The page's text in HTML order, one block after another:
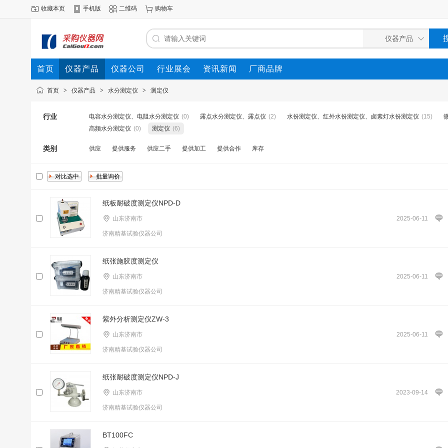
收藏本页 手机版 二维码 购物车
首页 仪器产品 仪器公司 行业展会 资讯新闻 厂商品牌
首页 > 仪器产品 > 水分测定仪 > 测定仪
行业 电容水分测定仪、电阻水分测定仪 (0) 露点水分测定仪、露点仪 (2) 水份测定仪、红外水份测定仪、卤素灯水份测定仪 (15)
高频水分测定仪 (0) 测定仪 (6)
类别 供应 提供服务 供应二手 提供加工 提供合作 库存
纸板耐破度测定仪NPD-D ​
2025-06-11
山东济南市
济南精基试验仪器公司
纸张施胶度测定仪
2025-06-11
山东济南市
济南精基试验仪器公司
紫外分析测定仪ZW-3
2025-06-11
山东济南市
济南精基试验仪器公司
纸张耐破度测定仪NPD-J
2023-09-14
山东济南市
济南精基试验仪器公司
BT100FC